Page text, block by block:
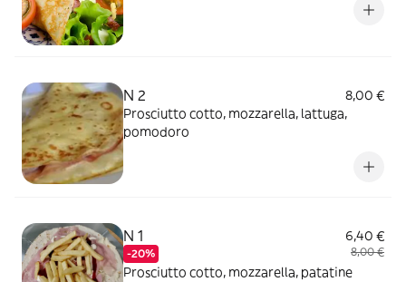
N 2
8,00 €
Prosciutto cotto, mozzarella, lattuga,
pomodoro
N 1
-20%
6,40 €
8,00 €
Prosciutto cotto, mozzarella, patatine